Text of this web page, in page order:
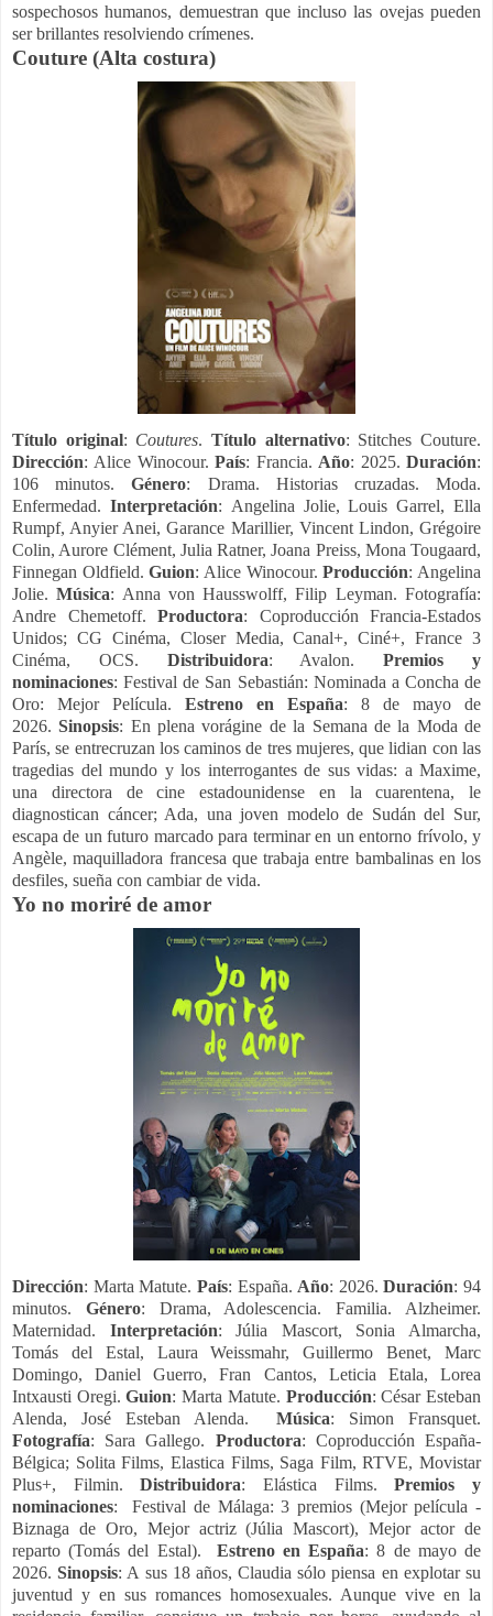
sospechosos humanos, demuestran que incluso las ovejas pueden
ser brillantes resolviendo crímenes.
Couture (Alta costura)
Título original: Coutures.Título alternativo: Stitches Couture.
Dirección: Alice Winocour.País: Francia. Año: 2025.Duración:
106 minutos.Género: Drama. Historias cruzadas. Moda.
Enfermedad. Interpretación: Angelina Jolie, Louis Garrel, Ella
Rumpf, Anyier Anei, Garance Marillier, Vincent Lindon, Grégoire
Colin, Aurore Clément, Julia Ratner, Joana Preiss, Mona Tougaard,
Finnegan Oldfield.Guion: Alice Winocour.Producción: Angelina
Jolie.Música: Anna von Hausswolff, Filip Leyman. Fotografía:
Andre Chemetoff. Productora: Coproducción Francia-Estados
Unidos; CG Cinéma, Closer Media, Canal+, Ciné+, France 3
Cinéma, OCS. Distribuidora: Avalon.Premios y
nominaciones: Festival de San Sebastián: Nominada a Concha de
Oro: Mejor Película. Estreno en España: 8 de mayo de
2026.Sinopsis: En plena vorágine de la Semana de la Moda de
París, se entrecruzan los caminos de tres mujeres, que lidian con las
tragedias del mundo y los interrogantes de sus vidas: a Maxime,
una directora de cine estadounidense en la cuarentena, le
diagnostican cáncer; Ada, una joven modelo de Sudán del Sur,
escapa de un futuro marcado para terminar en un entorno frívolo, y
Angèle, maquilladora francesa que trabaja entre bambalinas en los
desfiles, sueña con cambiar de vida.
Yo no moriré de amor
Dirección: Marta Matute. País: España. Año: 2026.Duración: 94
minutos. Género: Drama, Adolescencia. Familia. Alzheimer.
Maternidad. Interpretación: Júlia Mascort, Sonia Almarcha,
Tomás del Estal, Laura Weissmahr, Guillermo Benet, Marc
Domingo, Daniel Guerro, Fran Cantos, Leticia Etala, Lorea
Intxausti Oregi.Guion: Marta Matute. Producción: César Esteban
Alenda, José Esteban Alenda.Música: Simon Fransquet.
Fotografía: Sara Gallego. Productora: Coproducción España-
Bélgica; Solita Films, Elastica Films, Saga Film, RTVE, Movistar
Plus+, Filmin.Distribuidora: Elástica Films.Premios y
nominaciones: Festival de Málaga: 3 premios (Mejor película -
Biznaga de Oro, Mejor actriz (Júlia Mascort), Mejor actor de
reparto (Tomás del Estal). Estreno en España: 8 de mayo de
2026.Sinopsis: A sus 18 años, Claudia sólo piensa en explotar su
juventud y en sus romances homosexuales. Aunque vive en la